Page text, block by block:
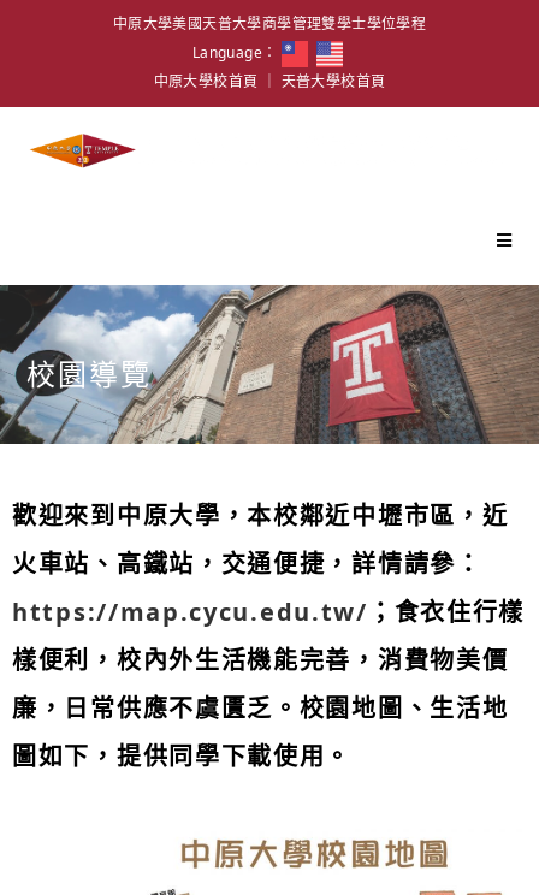
中原大學美國天普大學商學管理雙學士學位學程
Language：
中原大學校首頁
天普大學校首頁
校園導覽
歡迎來到中原大學，本校鄰近中壢市區，近
火車站、高鐵站，交通便捷，詳情請參：
https://map.cycu.edu.tw/ ；食衣住行樣
樣便利，校內外生活機能完善，消費物美價
廉，日常供應不虞匱乏。校園地圖、生活地
圖如下，提供同學下載使用。